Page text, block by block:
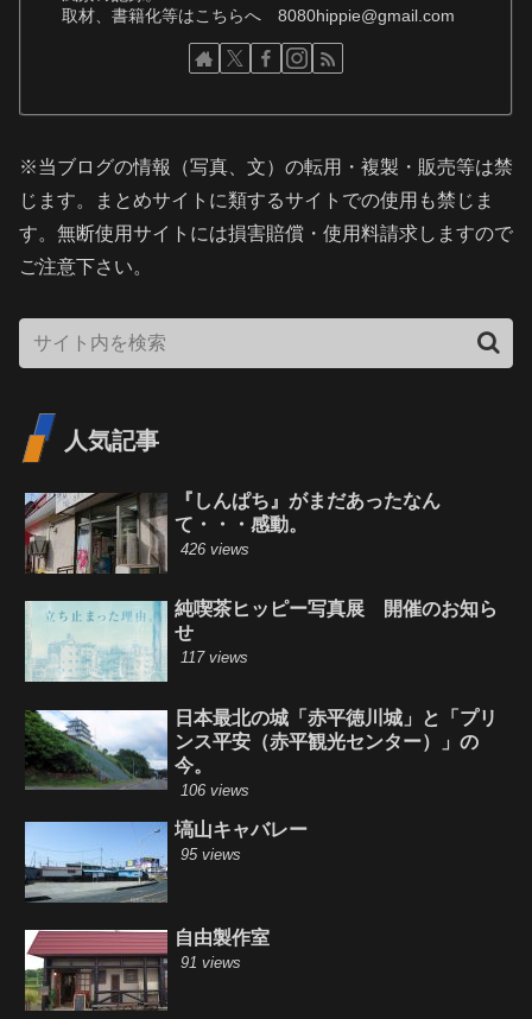
取材、書籍化等はこちらへ 8080hippie@gmail.com
※当ブログの情報（写真、文）の転用・複製・販売等は禁
じます。まとめサイトに類するサイトでの使用も禁じま
す。無断使用サイトには損害賠償・使用料請求しますので
ご注意下さい。
人気記事
『しんぱち』がまだあったなん
て・・・感動。
426 views
純喫茶ヒッピー写真展 開催のお知ら
せ
117 views
日本最北の城「赤平徳川城」と「プリ
ンス平安（赤平観光センター）」の
今。
106 views
塙山キャバレー
95 views
自由製作室
91 views